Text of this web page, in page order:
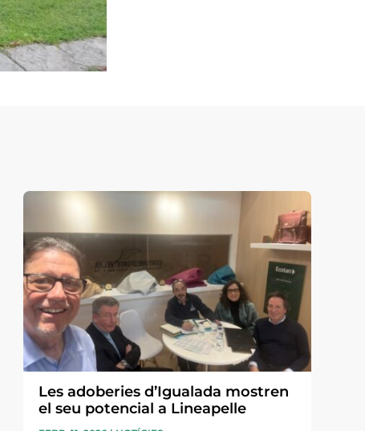
Les adoberies d’Igualada mostren
el seu potencial a Lineapelle